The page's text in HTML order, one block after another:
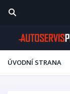
ÚVODNÍ STRANA